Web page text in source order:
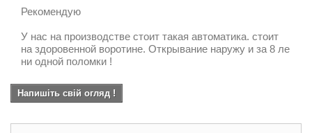
Рекомендую
У нас на производстве стоит такая автоматика. стоит
на здоровенной воротине. Открывание наружу и за 8 ле
ни одной поломки !
Напишіть свій огляд !